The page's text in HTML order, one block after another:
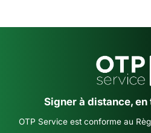
Signer à distance,
OTP Service est conforme au